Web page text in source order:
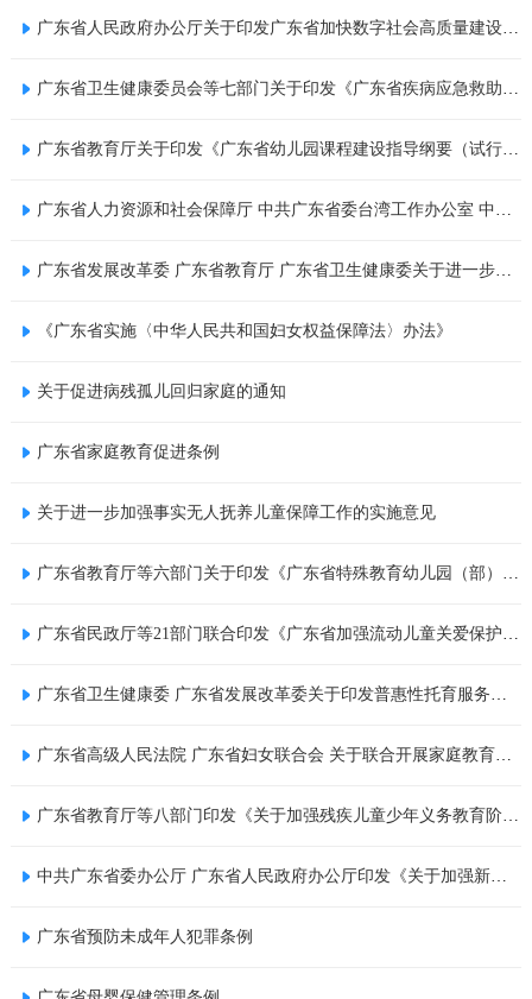
广东省人民政府办公厅关于印发广东省加快数字社会高质量建设实施意见的通知
广东省教育厅关于印发《广东省幼儿园课程建设指导纲要（试行）》的通知
广东省发展改革委 广东省教育厅 广东省卫生健康委关于进一步完善价格形成机制 支持普惠托育服务体系建设的通知
《广东省实施〈中华人民共和国妇女权益保障法〉办法》
关于促进病残孤儿回归家庭的通知
广东省家庭教育促进条例
关于进一步加强事实无人抚养儿童保障工作的实施意见
广东省教育厅等八部门印发《关于加强残疾儿童少年义务教育阶段随班就读工作的实施细则》的通知
中共广东省委办公厅 广东省人民政府办公厅印发《关于加强新时代广东高技能人才队伍建设的实施意见》
广东省预防未成年人犯罪条例